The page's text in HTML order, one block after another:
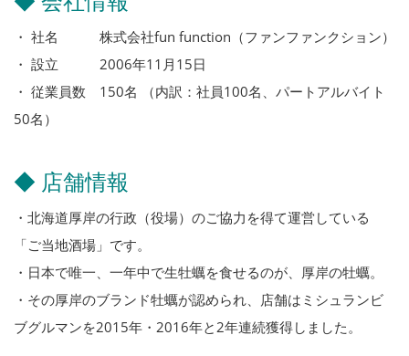
・ 社名 株式会社fun function（ファンファンクション）
・ 設立 2006年11月15日
・ 従業員数 150名 （内訳：社員100名、パートアルバイト
50名）
◆ 店舗情報
・北海道厚岸の行政（役場）のご協力を得て運営している
「ご当地酒場」です。
・日本で唯一、一年中で生牡蠣を食せるのが、厚岸の牡蠣。
・その厚岸のブランド牡蠣が認められ、店舗はミシュランビ
ブグルマンを2015年・2016年と2年連続獲得しました。